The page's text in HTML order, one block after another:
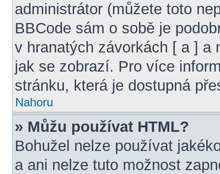
administrátor (můžete toto
BBCode sám o sobě je
v hranatých závorkách [ a ]
jak se zobrazí. Pro více
stránku, která je dostupná
Nahoru
» Můžu používat HTML?
Bohužel nelze používat
a ani nelze tuto možnost